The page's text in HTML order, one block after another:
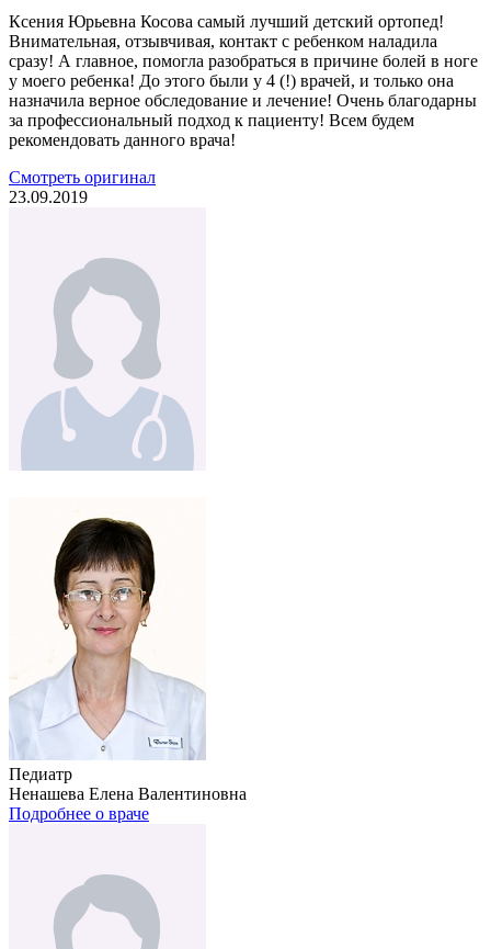
Ксения Юрьевна Косова самый лучший детский ортопед!
Внимательная, отзывчивая, контакт с ребенком наладила
сразу! А главное, помогла разобраться в причине болей в ноге
у моего ребенка! До этого были у 4 (!) врачей, и только она
назначила верное обследование и лечение! Очень благодарны
за профессиональный подход к пациенту! Всем будем
рекомендовать данного врача!
Смотреть оригинал
23.09.2019
Педиатр
Ненашева Елена Валентиновна
Подробнее о враче